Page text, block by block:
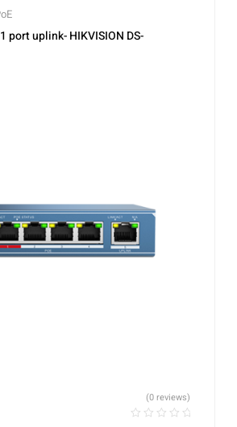
port uplink- HIKVISION DS-
(0 reviews)